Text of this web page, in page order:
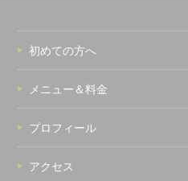
初めての方へ
メニュー＆料金
プロフィール
アクセス